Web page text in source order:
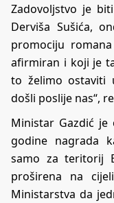
Zadovoljstvo je
Derviša Sušića,
promociju
afirmiran i koji je
to želimo ostaviti
došli poslije nas“,
Ministar Gazdić
godine nagrada
samo za teritorij
proširena na
Ministarstva da